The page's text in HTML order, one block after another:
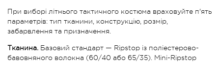
При виборі літнього тактичного костюма враховуйте п'ять
параметрів: тип тканини, конструкцію, розмір,
забарвлення та призначення.
Тканина. Базовий стандарт — Ripstop із поліестерово-
бавовняного волокна (60/40 або 65/35). Mini-Ripstop